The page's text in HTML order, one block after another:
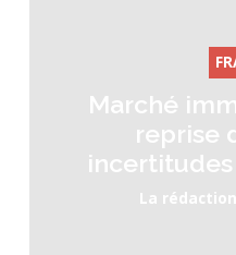
Marché
reprise
La rédaction